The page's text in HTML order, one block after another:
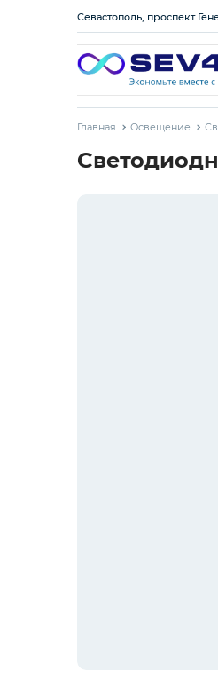
Севастополь, проспект
Тарифы
Главная Освещение